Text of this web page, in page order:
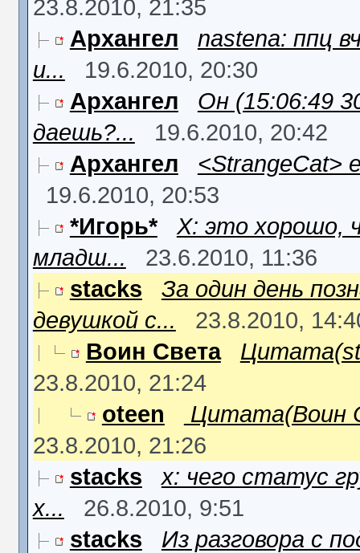
23.8.2010, 21:35
Архангел
nastena: ппц
и...
19.6.2010, 20:30
Архангел
Он (15:06:49
даешь?...
19.6.2010, 20:42
Архангел
<StrangeCat>
19.6.2010, 20:53
*Игорь*
X: это хорошо,
младш...
23.6.2010, 11:36
stacks
За один день
девушкой с...
23.8.2010,
Воин Света
23.8.2010, 21:24
oteen
Цитата(Воин
23.8.2010, 21:26
stacks
x: чего статус
x...
26.8.2010, 9:51
stacks
Из разговора с